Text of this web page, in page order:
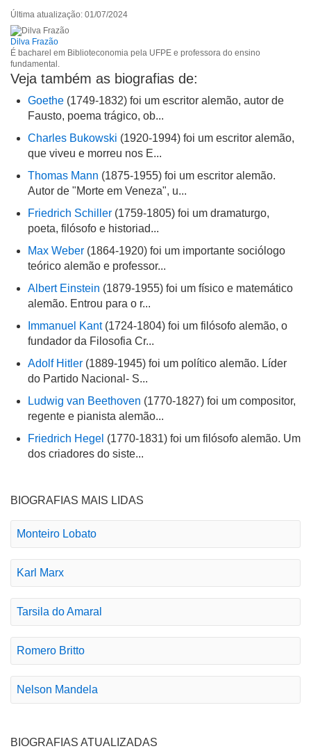
Esta biografia contém informação incorreta
Esta biografia não tem a informação que procuro
Outro
Última atualização: 01/07/2024
Dilva Frazão
É bacharel em Biblioteconomia pela UFPE e professora do ensino
fundamental.
Veja também as biografias de:
Goethe (1749-1832) foi um escritor alemão, autor de
Fausto, poema trágico, ob...
Charles Bukowski (1920-1994) foi um escritor alemão,
que viveu e morreu nos E...
Thomas Mann (1875-1955) foi um escritor alemão.
Autor de "Morte em Veneza", u...
Friedrich Schiller (1759-1805) foi um dramaturgo,
poeta, filósofo e historiad...
Max Weber (1864-1920) foi um importante sociólogo
teórico alemão e professor...
Albert Einstein (1879-1955) foi um físico e matemático
alemão. Entrou para o r...
Immanuel Kant (1724-1804) foi um filósofo alemão, o
fundador da Filosofia Cr...
Adolf Hitler (1889-1945) foi um político alemão. Líder
do Partido Nacional- S...
Ludwig van Beethoven (1770-1827) foi um compositor,
regente e pianista alemão...
Friedrich Hegel (1770-1831) foi um filósofo alemão. Um
dos criadores do siste...
BIOGRAFIAS MAIS LIDAS
Monteiro Lobato
Karl Marx
Tarsila do Amaral
Romero Britto
Nelson Mandela
BIOGRAFIAS ATUALIZADAS